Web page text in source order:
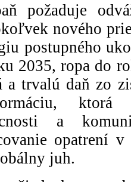
požaduje
nového
postupného
2035, ropa do
a trvalú daň zo
ktorá
a
opatrení
juh.